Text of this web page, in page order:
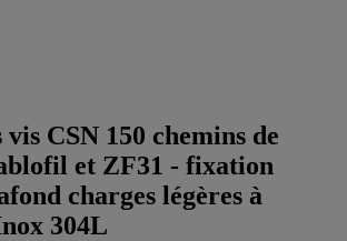
vis CSN 150 chemins de
et ZF31 - fixation
charges légères à
304L